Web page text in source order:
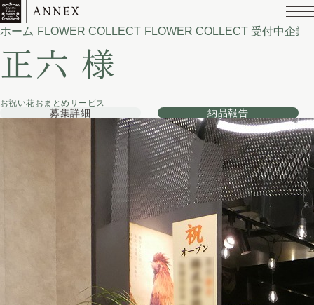
ホーム FLOWER COLLECT FLOWER COLLECT 受付中企業
正六 様
お祝い花おまとめサービス
募集詳細 納品報告